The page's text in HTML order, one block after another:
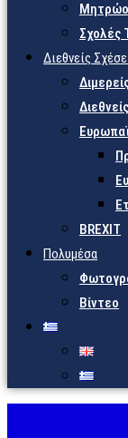
Σχολές
Διεθνείς
BREXIT
Πολυμέσα
Βίντεο